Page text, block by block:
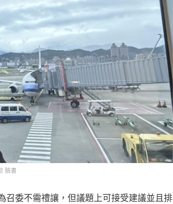
臉書
召委不需禮讓，但議題上可接受建議並且排